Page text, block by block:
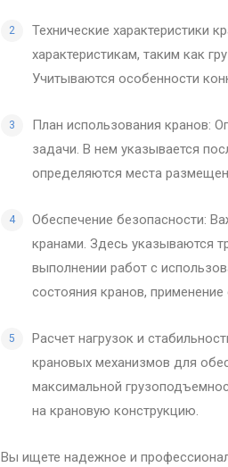
Технические характеристики
характеристикам, таким как
Учитываются особенности
План использования кранов:
задачи. В нем указывается
определяются места
Обеспечение безопасности:
кранами. Здесь указываются
выполнении работ с
состояния кранов,
Расчет нагрузок и
крановых механизмов для
максимальной
на крановую конструкцию.
Вы ищете надежное и